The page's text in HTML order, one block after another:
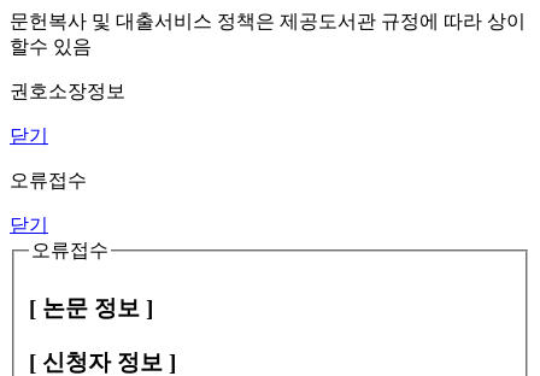
문헌복사 및 대출서비스 정책은 제공도서관 규정에 따라 상이
할수 있음
권호소장정보
닫기
오류접수
닫기
오류접수
[ 논문 정보 ]
[ 신청자 정보 ]